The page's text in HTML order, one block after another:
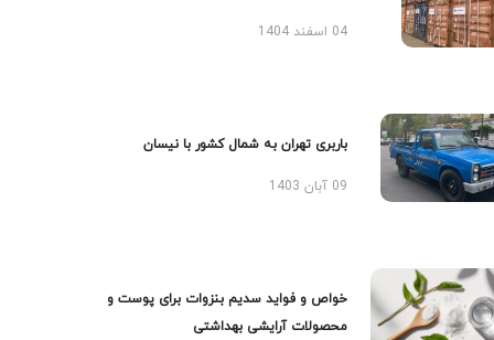
04 اسفند 1404
باربری تهران به شمال کشور با نیسان
09 آبان 1403
خواص و فواید سدیم بنزوات برای پوست و
محصولات آرایشی بهداشتی